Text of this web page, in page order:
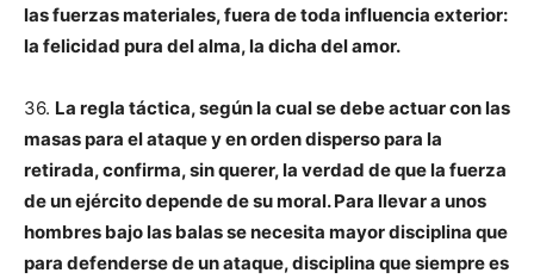
las fuerzas materiales, fuera de toda influencia exterior:
la felicidad pura del alma, la dicha del amor.
36. La regla táctica, según la cual se debe actuar con las
masas para el ataque y en orden disperso para la
retirada, confirma, sin querer, la verdad de que la fuerza
de un ejército depende de su moral. Para llevar a unos
hombres bajo las balas se necesita mayor disciplina que
para defenderse de un ataque, disciplina que siempre es